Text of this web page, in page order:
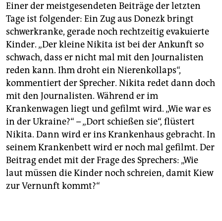
Einer der meistgesendeten Beiträge der letzten
Tage ist folgender: Ein Zug aus Donezk bringt
schwerkranke, gerade noch rechtzeitig evakuierte
Kinder. „Der kleine Nikita ist bei der Ankunft so
schwach, dass er nicht mal mit den Journalisten
reden kann. Ihm droht ein Nierenkollaps“,
kommentiert der Sprecher. Nikita redet dann doch
mit den Journalisten. Während er im
Krankenwagen liegt und gefilmt wird. „Wie war es
in der Ukraine?“ – „Dort schießen sie“, flüstert
Nikita. Dann wird er ins Krankenhaus gebracht. In
seinem Krankenbett wird er noch mal gefilmt. Der
Beitrag endet mit der Frage des Sprechers: „Wie
laut müssen die Kinder noch schreien, damit Kiew
zur Vernunft kommt?“